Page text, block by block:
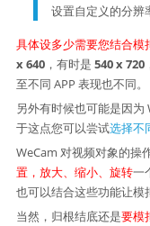
设置自定义的分辨
具体设多少需要您结合模
x 640，有时是 540 x 720
至不同 APP 表现也不同。
另外有时候也可能是因
于这点您可以尝试选择不
WeCam 对视频对象的操
置，放大、缩小、旋转一
也可以结合这些功能让模
当然，归根结底还是要模